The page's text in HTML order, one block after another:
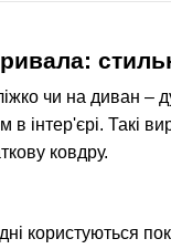
чи на диван –
в інтер'єрі. Такі
ковдру.
користуються